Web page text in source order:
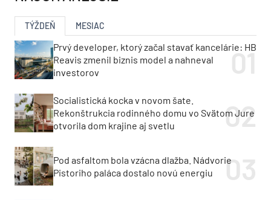
TÝŽDEŇ MESIAC
Prvý developer, ktorý začal stavať kancelárie: HB
Reavis zmenil biznis model a nahneval
investorov
Socialistická kocka v novom šate.
Rekonštrukcia rodinného domu vo Svätom Jure
otvorila dom krajine aj svetlu
Pod asfaltom bola vzácna dlažba. Nádvorie
Pistoriho paláca dostalo novú energiu